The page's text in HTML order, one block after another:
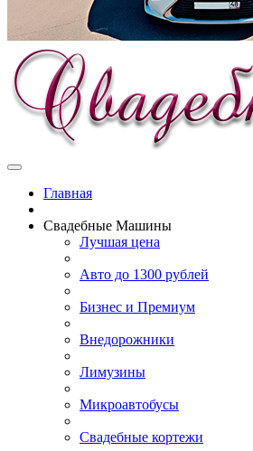
Главная
Свадебные Машины
Лучшая цена
Авто до 1300 рублей
Бизнес и Премиум
Внедорожники
Лимузины
Микроавтобусы
Свадебные кортежи